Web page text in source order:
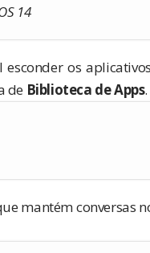
14
os
de Biblioteca de Apps.
mantém conversas